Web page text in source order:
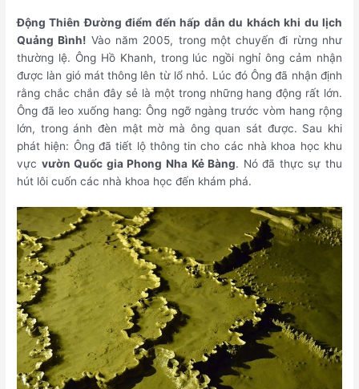
Động Thiên Đường điểm đến hấp dẫn du khách khi du lịch
Quảng Bình! Vào năm 2005, trong một chuyến đi rừng như
thường lệ. Ông Hồ Khanh, trong lúc ngồi nghỉ ông cảm nhận
được làn gió mát thông lên từ lổ nhỏ. Lúc đó Ông đã nhận định
rằng chắc chắn đây sẻ là một trong những hang động rất lớn.
Ông đã leo xuống hang: Ông ngỡ ngàng trước vòm hang rộng
lớn, trong ánh đèn mật mờ mà ông quan sát được. Sau khi
phát hiện: Ông đã tiết lộ thông tin cho các nhà khoa học khu
vực vườn Quốc gia Phong Nha Kẻ Bàng. Nó đã thực sự thu
hút lôi cuốn các nhà khoa học đến khám phá.